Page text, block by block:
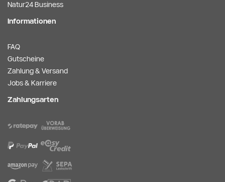
Natur24 Business
Informationen
FAQ
Gutscheine
Zahlung & Versand
Jobs & Karriere
Zahlungsarten